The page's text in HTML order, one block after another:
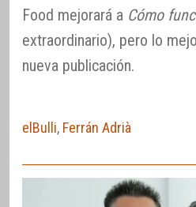
Food mejorará a Cómo
extraordinario), pero lo
nueva publicación.
elBulli, Ferrán Adrià